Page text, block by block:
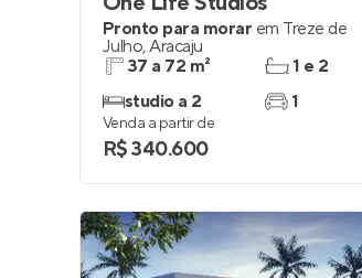
Pronto para morar em Treze de
Julho,Aracaju
37 a 72 m²
studio a 2
1 e 2
1
Venda a partir de
R$ 340.600